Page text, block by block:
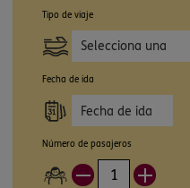
Tipo de viaje
Selecciona una
opción
Fecha de ida
Número de pasajeros